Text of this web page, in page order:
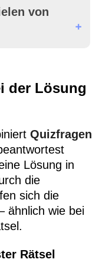
von
der Lösung
Quizfragen
Lösung in
die
sich die
ähnlich wie bei
Rätsel